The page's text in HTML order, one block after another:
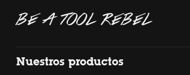
BE A TOOL REBEL
Nuestros productos